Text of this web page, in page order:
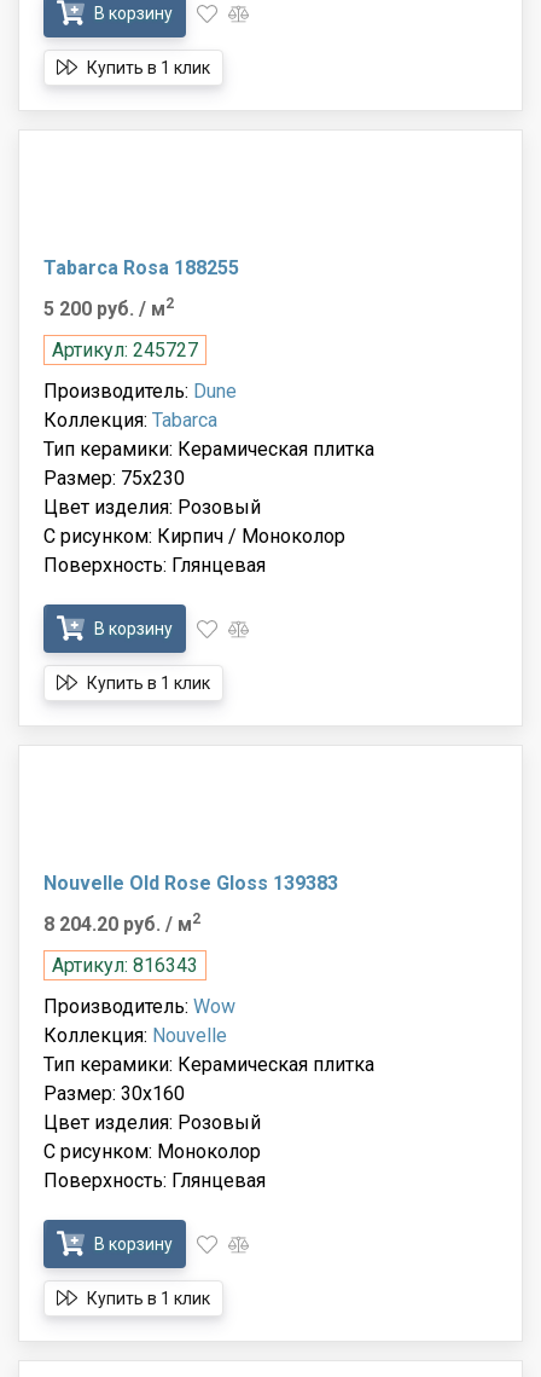
В корзину
Купить в 1 клик
Tabarca Rosa 188255
5 200 руб. / м2
Артикул: 245727
Производитель: Dune
Коллекция: Tabarca
Тип керамики: Керамическая плитка
Размер: 75x230
Цвет изделия: Розовый
С рисунком: Кирпич / Моноколор
Поверхность: Глянцевая
В корзину
Купить в 1 клик
Nouvelle Old Rose Gloss 139383
8 204.20 руб. / м2
Артикул: 816343
Производитель: Wow
Коллекция: Nouvelle
Тип керамики: Керамическая плитка
Размер: 30x160
Цвет изделия: Розовый
С рисунком: Моноколор
Поверхность: Глянцевая
В корзину
Купить в 1 клик